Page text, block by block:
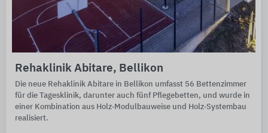
Rehaklinik Abitare, Bellikon
Die neue Rehaklinik Abitare in Bellikon umfasst 56 Bettenzimmer
für die Tagesklinik, darunter auch fünf Pflegebetten, und wurde in
einer Kombination aus Holz‑Modulbauweise und Holz‑Systembau
realisiert.